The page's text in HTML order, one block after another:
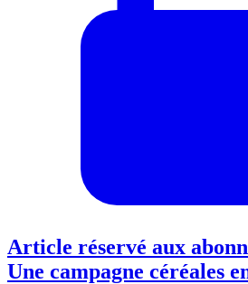
Article réservé aux
Une campagne céréales